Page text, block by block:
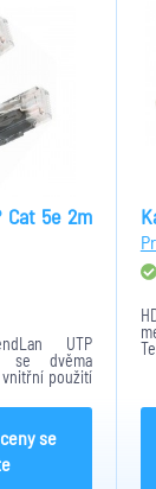
Cat 5e 2m
UTP
se dvěma
použití
je 2
- Černé
propojení
se